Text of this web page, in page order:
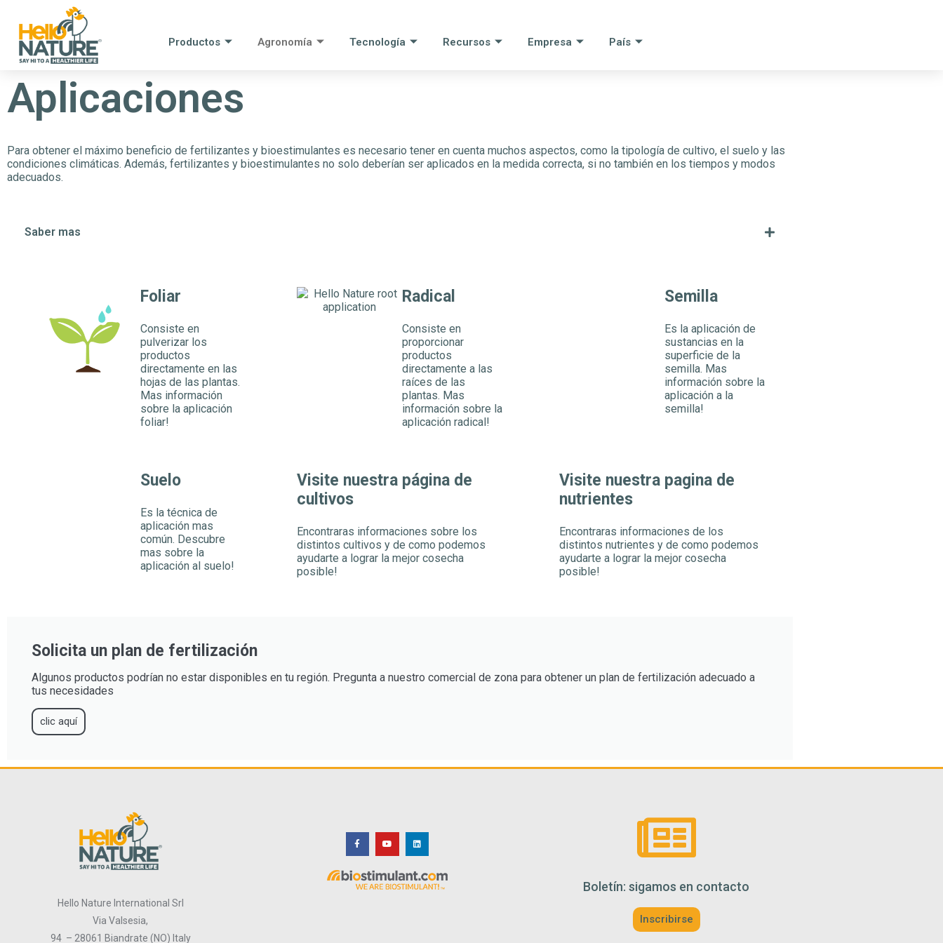
Productos Agronomía Tecnología Recursos Empresa País
Aplicaciones
Para obtener el máximo beneficio de fertilizantes y bioestimulantes es necesario tener en cuenta muchos aspectos, como la tipología de cultivo, el suelo y las
condiciones climáticas. Además, fertilizantes y bioestimulantes no solo deberían ser aplicados en la medida correcta, si no también en los tiempos y modos
adecuados.
Saber mas
Foliar
Consiste en
pulverizar los
productos
directamente en las
hojas de las plantas.
Mas información
sobre la aplicación
foliar!
Radical
Consiste en
proporcionar
productos
directamente a las
raíces de las
plantas. Mas
información sobre la
aplicación radical!
Semilla
Es la aplicación de
sustancias en la
superficie de la
semilla. Mas
información sobre la
aplicación a la
semilla!
Suelo
Es la técnica de
aplicación mas
común. Descubre
mas sobre la
aplicación al suelo!
Visite nuestra página de
cultivos
Encontraras informaciones sobre los
distintos cultivos y de como podemos
ayudarte a lograr la mejor cosecha
posible!
Visite nuestra pagina de
nutrientes
Encontraras informaciones de los
distintos nutrientes y de como podemos
ayudarte a lograr la mejor cosecha
posible!
Solicita un plan de fertilización
Algunos productos podrían no estar disponibles en tu región. Pregunta a nuestro comercial de zona para obtener un plan de fertilización adecuado a
tus necesidades
clic aquí
Hello Nature International Srl
Via Valsesia,
94 – 28061 Biandrate (NO) Italy
Boletín: sigamos en contacto
Inscribirse